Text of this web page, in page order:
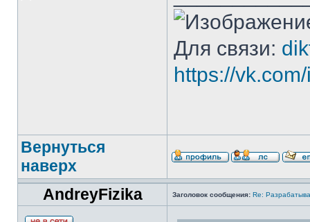
Для связи:
https://
Вернуться
наверх
AndreyFizika
Заголовок сообщения: Re: